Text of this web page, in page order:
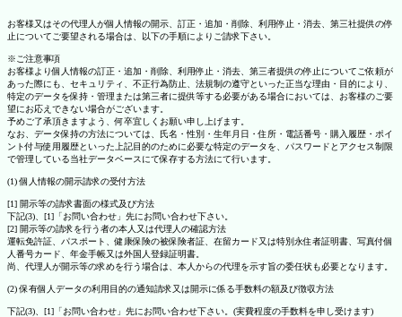
お客様又はその代理人が個人情報の開示、訂正・追加・削除、利用停止・消去、第三社提供の停
止についてご要望される場合は、以下の手順によりご請求下さい。
※ご注意事項
お客様より個人情報の訂正・追加・削除、利用停止・消去、第三者提供の停止についてご依頼が
あった際にも、セキュリティ、不正行為防止、法規制の遵守といった正当な理由・目的により、
特定のデータを保持・管理または第三者に提供等する必要がある場合においては、お客様のご要
望にお応えできない場合がございます。
予めご了承頂きますよう、何卒宜しくお願い申し上げます。
なお、データ保持の方法については、氏名・性別・生年月日・住所・電話番号・購入履歴・ポイ
ント付与使用履歴といった上記目的のために必要な特定のデータを、パスワードとアクセス制限
で管理している当社データベースにて保存する方法にて行います。
(1) 個人情報の開示請求の受付方法
[1] 開示等の請求書面の様式及び方法
下記(3)、[1]「お問い合わせ」先にお問い合わせ下さい。
[2] 開示等の請求を行う者の本人又は代理人の確認方法
運転免許証、パスポート、健康保険の被保険者証、在留カード又は特別永住者証明書、写真付個
人番号カード、年金手帳又は外国人登録証明書。
尚、代理人が開示等の求めを行う場合は、本人からの代理を示す旨の委任状も必要となります。
(2) 保有個人データの利用目的の通知請求又は開示に係る手数料の額及び徴収方法
下記(3)、[1]「お問い合わせ」先にお問い合わせ下さい。(実費程度の手数料を申し受けます)